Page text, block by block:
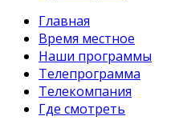
Главная
Время местное
Наши программы
Телепрограмма
Телекомпания
Где смотреть